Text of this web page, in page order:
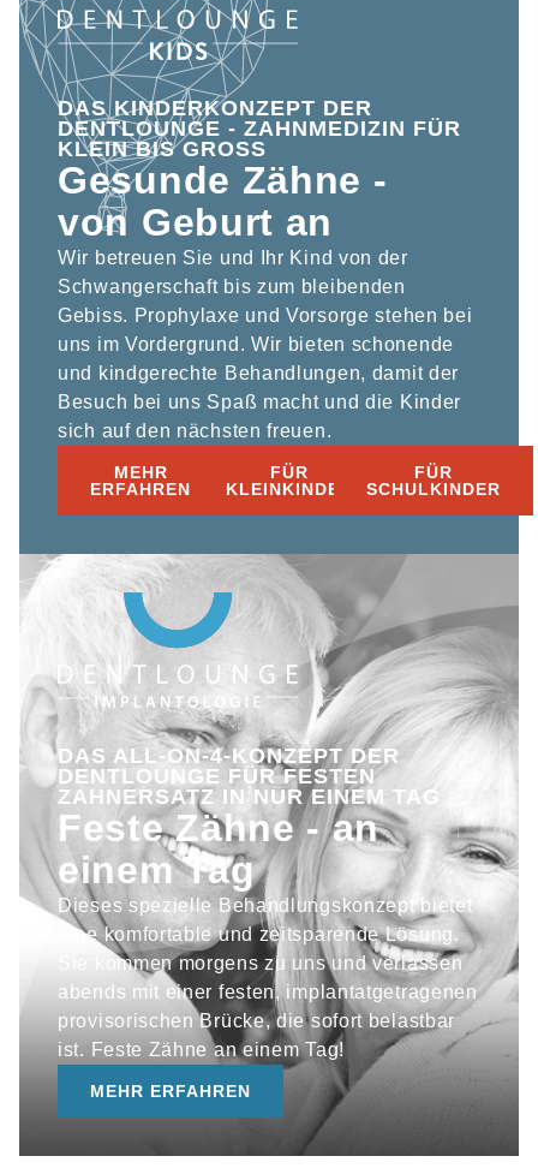
DAS KINDERKONZEPT DER
DENTLOUNGE - ZAHNMEDIZIN FÜR
KLEIN BIS GROSS
Gesunde Zähne -
von Geburt an
Wir betreuen Sie und Ihr Kind von der
Schwangerschaft bis zum bleibenden
Gebiss. Prophylaxe und Vorsorge stehen bei
uns im Vordergrund. Wir bieten schonende
und kindgerechte Behandlungen, damit der
Besuch bei uns Spaß macht und die Kinder
sich auf den nächsten freuen.
MEHR
ERFAHREN
FÜR
KLEINKINDER
FÜR
SCHULKINDER
DAS ALL-ON-4-KONZEPT DER
DENTLOUNGE FÜR FESTEN
ZAHNERSATZ IN NUR EINEM TAG
Feste Zähne - an
einem Tag
Dieses spezielle Behandlungskonzept bietet
eine komfortable und zeitsparende Lösung.
Sie kommen morgens zu uns und verlassen
abends mit einer festen, implantatgetragenen
provisorischen Brücke, die sofort belastbar
ist. Feste Zähne an einem Tag!
MEHR ERFAHREN